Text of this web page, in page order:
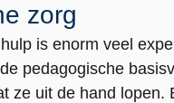
zorg
is enorm veel
pedagogische
ze uit de hand